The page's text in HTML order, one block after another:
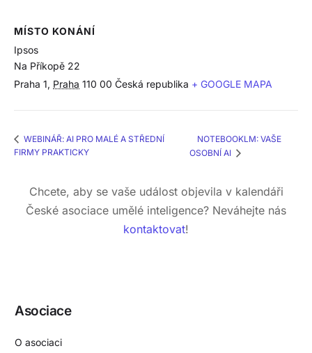
MÍSTO KONÁNÍ
Ipsos
Na Příkopě 22
Praha 1, Praha 110 00 Česká republika + GOOGLE MAPA
WEBINÁŘ: AI PRO MALÉ A STŘEDNÍ
FIRMY PRAKTICKY
NOTEBOOKLM: VAŠE
OSOBNÍ AI
Chcete, aby se vaše událost objevila v kalendáři
České asociace umělé inteligence? Neváhejte nás
kontaktovat!
Asociace
O asociaci